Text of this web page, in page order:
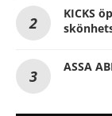
KICKS
ASSA